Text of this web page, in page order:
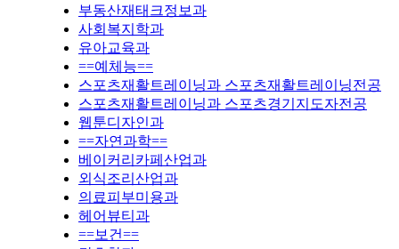
부동산재태크정보과
사회복지학과
유아교육과
==예체능==
스포츠재활트레이닝과 스포츠재활트레이닝전공
스포츠재활트레이닝과 스포츠경기지도자전공
웹툰디자인과
==자연과학==
베이커리카페산업과
외식조리산업과
의료피부미용과
헤어뷰티과
==보건==